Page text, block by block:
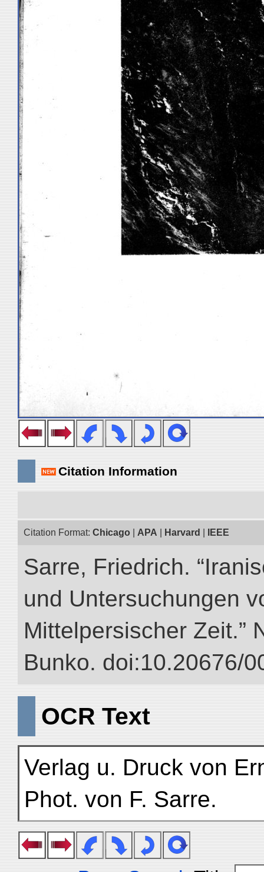
Citation Information
Citation Format: Chicago APA Harvard IEEE
Sarre, Friedrich.
und Untersuchungen
Mittelpersischer Zeit.”
Bunko. doi:10.20676/
OCR Text
Verlag u. Druck von
Phot. von F. Sarre.